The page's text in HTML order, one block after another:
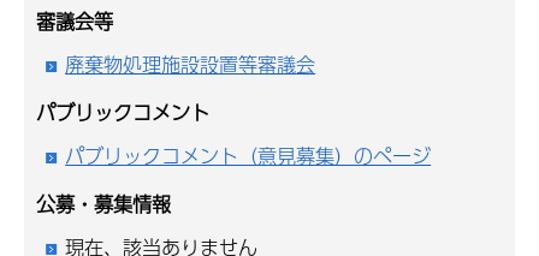
審議会等
廃棄物処理施設設置等審議会
パブリックコメント
パブリックコメント（意見募集）のページ
公募・募集情報
現在、該当ありません